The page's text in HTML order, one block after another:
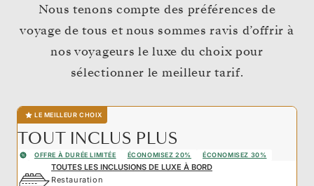
Nous tenons compte des préférences de
voyage de tous et nous sommes ravis d’offrir à
nos voyageurs le luxe du choix pour
sélectionner le meilleur tarif.
LE MEILLEUR CHOIX
TOUT INCLUS PLUS
OFFRE À DURÉE LIMITÉE ÉCONOMISEZ 20% ÉCONOMISEZ 30%
TOUTES LES INCLUSIONS DE LUXE À BORD
Restauration